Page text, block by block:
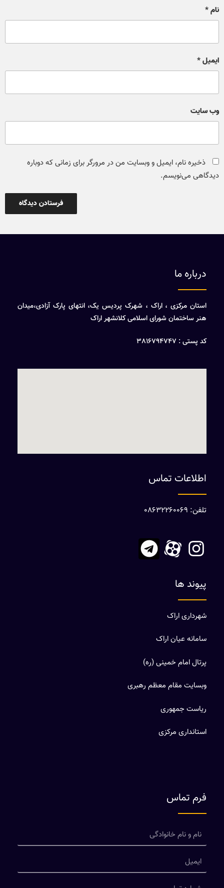
نام*
ایمیل*
وب‌ سایت
ذخیره نام، ایمیل و وبسایت من در مرورگر برای زمانی که دوباره
دیدگاهی می‌نویسم.
درباره ما
استان مرکزی ، اراک ، شهرک پردیس یک، انتهای پارک آزادی،میدان
هنر ساختمان شورای اسلامی کلانشهر اراک
کد پستی : 3816794747
اطلاعات تماس
تلفن: 08632260069
پیوند ها
شهرداری اراک
سامانه عیان اراک
پرتال امام خمینی (ره)
وبسایت مقام معظم رهبری
ریاست جمهوری
استانداری مرکزی
فرم تماس